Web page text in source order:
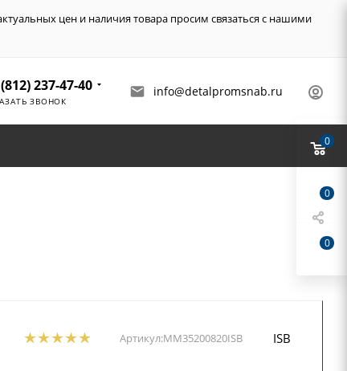
цен и наличия товара просим связаться с нашими
237-47-40
ЗВОНОК
info@detalpromsnab.ru
Артикул:MM35200820ISB ISB
0
0
0